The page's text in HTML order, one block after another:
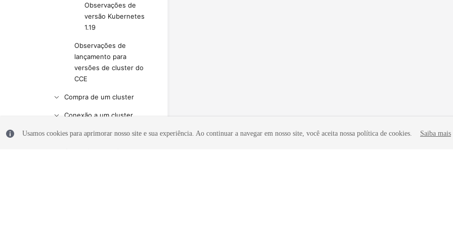
Observações de
versão Kubernetes
1.19
Observações de
lançamento para
versões de cluster do
CCE
Compra de um cluster
Conexão a um cluster
Atualização de um cluster
Usamos cookies para aprimorar nosso site e sua experiência. Ao continuar a navegar em nosso site, você aceita nossa política de cookies. Saiba mais